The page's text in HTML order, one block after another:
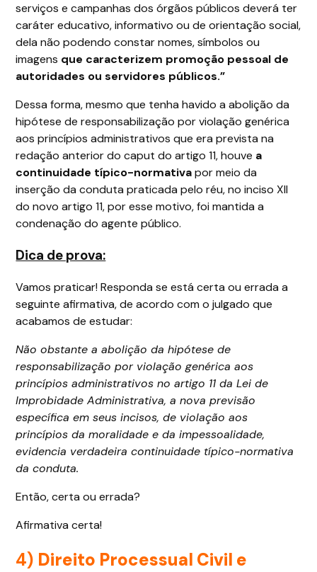
serviços e campanhas dos órgãos públicos deverá ter
caráter educativo, informativo ou de orientação social,
dela não podendo constar nomes, símbolos ou
imagens que caracterizem promoção pessoal de
autoridades ou servidores públicos.”
Dessa forma, mesmo que tenha havido a abolição da
hipótese de responsabilização por violação genérica
aos princípios administrativos que era prevista na
redação anterior do caput do artigo 11, houve a
continuidade típico-normativapor meio da
inserção da conduta praticada pelo réu, no inciso XII
do novo artigo 11, por esse motivo, foi mantida a
condenação do agente público.
Dica de prova:
Vamos praticar! Responda se está certa ou errada a
seguinte afirmativa, de acordo com o julgado que
acabamos de estudar:
Não obstante a abolição da hipótese de
responsabilização por violação genérica aos
princípios administrativos no artigo 11 da Lei de
Improbidade Administrativa, a nova previsão
específica em seus incisos, de violação aos
princípios da moralidade e da impessoalidade,
evidencia verdadeira continuidade típico-normativa
da conduta.
Então, certa ou errada?
Afirmativa certa!
4) Direito Processual Civil e